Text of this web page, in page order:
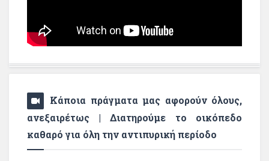
Κάποια πράγματα μας αφορούν όλους,
ανεξαιρέτως | Διατηρούμε το οικόπεδο
καθαρό για όλη την αντιπυρική περίοδο